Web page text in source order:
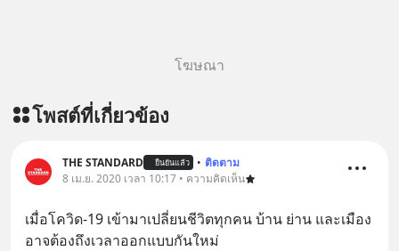
โฆษณา
โพสต์ที่เกี่ยวข้อง
THE STANDARD ยืนยันแล้ว • ติดตาม
8 เม.ย. 2020 เวลา 10:17 • ความคิดเห็น
เมื่อโควิด-19 เข้ามาเปลี่ยนชีวิตทุกคน บ้าน ย่าน และเมือง
อาจต้องถึงเวลาออกแบบกันใหม่